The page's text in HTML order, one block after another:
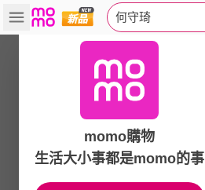
何守琦
momo購物
生活大小事都是momo的事